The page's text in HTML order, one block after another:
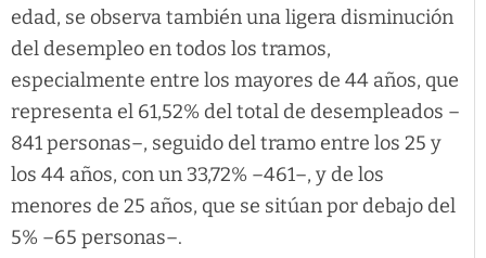
edad, se observa también una ligera disminución
del desempleo en todos los tramos,
especialmente entre los mayores de 44 años, que
representa el 61,52% del total de desempleados –
841 personas–, seguido del tramo entre los 25 y
los 44 años, con un 33,72% –461–, y de los
menores de 25 años, que se sitúan por debajo del
5% –65 personas–.